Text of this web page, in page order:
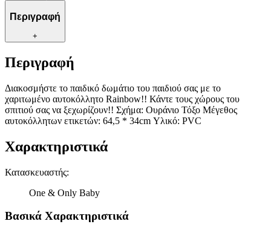
Περιγραφή
+
Περιγραφή
Διακοσμήστε το παιδικό δωμάτιο του παιδιού σας με το
χαριτωμένο αυτοκόλλητο Rainbow!! Κάντε τους χώρους του
σπιτιού σας να ξεχωρίζουν!! Σχήμα: Ουράνιο Τόξο Μέγεθος
αυτοκόλλητων ετικετών: 64,5 * 34cm Υλικό: PVC
Χαρακτηριστικά
Κατασκευαστής:
One & Only Baby
Βασικά Χαρακτηριστικά